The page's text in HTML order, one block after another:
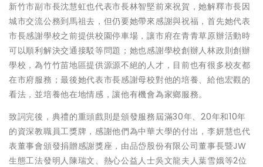
新竹市副市長沈慧虹也代表市長林智堅前來祝賀，她解釋市長因
城市交流公務到馬祖去，但仍要她帶來感謝與祝福，首先她代表
市長感謝學校之前提供校園停車場，讓市府在青青草原辦活動時
可以順利解決交通接駁等問題；她也感謝學校創辦人林政則創辦
學校，為竹竹苗地區提供源源不絕的人才，目前也有很多校友都
在市府服務；最後她代表市長感謝母校對他的培養、給他宏觀的
看法，並培養他在地情感，讓他有機會為家鄉服務。
致詞完後，典禮的重頭戲則是頒發服務屆滿30年、20年和10年
的資深教職員工獎牌，感謝他們為中華大學的付出，李妍慧也代
表董事會頒發捐贈感謝獎座，由品岱股份有限公司董事長暨JW
生態工法發明人陳瑞文、熱心公益人士吳文龍夫人葉雪娥等2位